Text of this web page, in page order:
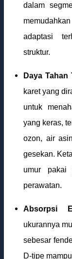
dalam
memudahkan
adaptasi
struktur.
Daya Tahan
karet yang
untuk
yang keras,
ozon, air
gesekan.
umur pakai
perawatan.
Absorpsi
ukurannya
sebesar
D-tipe